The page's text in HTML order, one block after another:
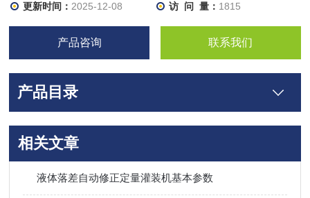
更新时间： 2025-12-08 访 问 量： 1815
产品咨询 联系我们
产品目录
相关文章
液体落差自动修正定量灌装机基本参数